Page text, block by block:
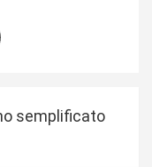
semplificato